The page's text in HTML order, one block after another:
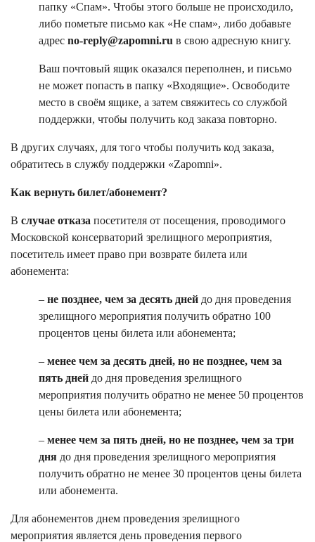
папку «Спам». Чтобы этого больше не происходило,
либо пометьте письмо как «Не спам», либо добавьте
адрес no-reply@zapomni.ru в свою адресную книгу.
Ваш почтовый ящик оказался переполнен, и письмо
не может попасть в папку «Входящие». Освободите
место в своём ящике, а затем свяжитесь со службой
поддержки, чтобы получить код заказа повторно.
В других случаях, для того чтобы получить код заказа,
обратитесь в службу поддержки «Zapomni».
Как вернуть билет/абонемент?
В случае отказа посетителя от посещения, проводимого
Московской консерваторий зрелищного мероприятия,
посетитель имеет право при возврате билета или
абонемента:
– не позднее, чем за десять дней до дня проведения
зрелищного мероприятия получить обратно 100
процентов цены билета или абонемента;
– менее чем за десять дней, но не позднее, чем за
пять дней до дня проведения зрелищного
мероприятия получить обратно не менее 50 процентов
цены билета или абонемента;
– менее чем за пять дней, но не позднее, чем за три
дня до дня проведения зрелищного мероприятия
получить обратно не менее 30 процентов цены билета
или абонемента.
Для абонементов днем проведения зрелищного
мероприятия является день проведения первого